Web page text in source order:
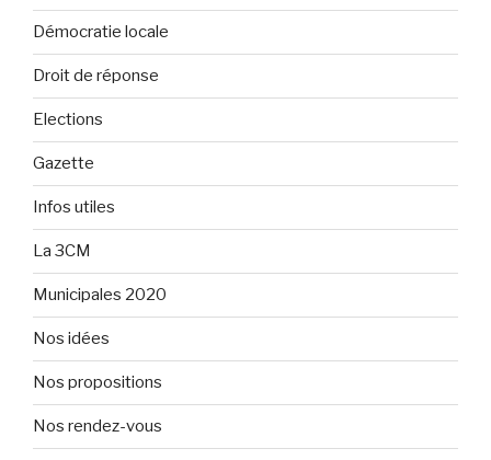
Démocratie locale
Droit de réponse
Elections
Gazette
Infos utiles
La 3CM
Municipales 2020
Nos idées
Nos propositions
Nos rendez-vous